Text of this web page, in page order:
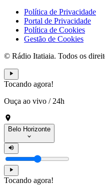
Política de Privacidade
Portal de Privacidade
Política de Cookies
Gestão de Cookies
© Rádio Itatiaia. Todos os
Tocando agora!
Ouça ao vivo / 24h
Belo Horizonte
Tocando agora!